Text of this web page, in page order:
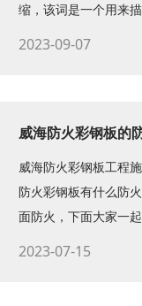
缩，该词是一个用来
2023-09-07
威海防火彩钢板的
威海防火彩钢板工程
防火彩钢板有什么防
面防火，下面大家一
2023-07-15